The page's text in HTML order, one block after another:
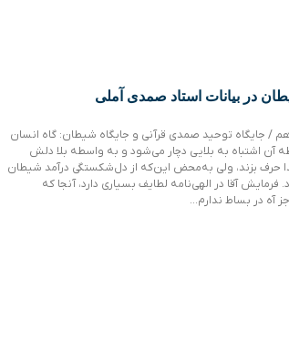
در بیانات استاد صمدی آملی
/ جایگاه توحید صمدی قرآنی و جایگاه شیطان: گاه انسان
آن اشتباه به بلایی دچار می‌شود و به واسطه بلا دلش
حرف بزند، ولی به‌محض این‌که از دل‌شکستگی درآمد شیطان
فرمایش آقا در الهی‌نامه لطایف بسیاری دارد، آنجا که
آه در بساط ندارم…